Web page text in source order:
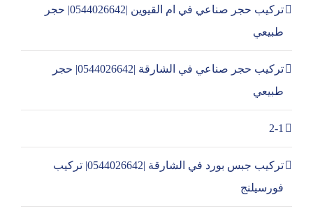
تركيب حجر صناعي في ام القيوين |0544026642| حجر
طبيعي
تركيب حجر صناعي في الشارقة |0544026642| حجر
طبيعي
2-1
تركيب جبس بورد في الشارقة |0544026642| تركيب
فورسيلنج